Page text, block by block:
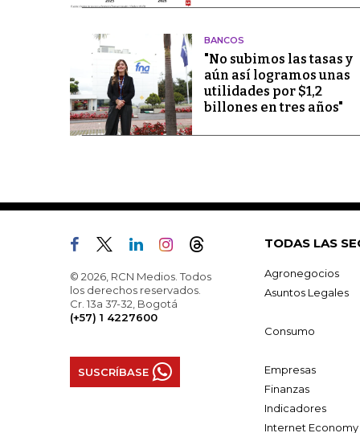
BANCOS
"No subimos las tasas y
aún así logramos unas
utilidades por $1,2
billones en tres años"
© 2026, RCN Medios. Todos
los derechos reservados.
Cr. 13a 37-32, Bogotá
(+57) 1 4227600
SUSCRÍBASE
TODAS LAS
Agronegocios
Asuntos Legales
Consumo
Empresas
Finanzas
Indicadores
Internet Economy